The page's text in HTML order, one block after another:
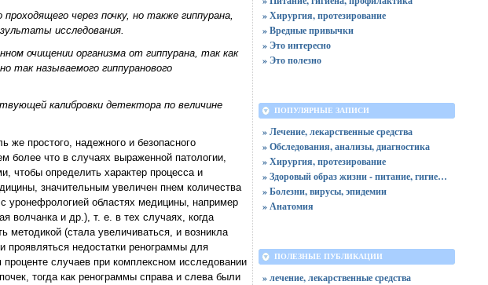
через почку, но также гиппурана,
исследования.
очищении организма от гиппурана, так как
так называемого гиппуранового
калибровки детектора по величине
же простого, надежного и безопасного
более что в случаях выраженной патологии,
чтобы определить характер процесса и
значительным увеличен пнем количества
уронефрологией областях медицины, например
волчанка и др.), т. е. в тех случаях, когда
методикой (стала увеличиваться, и возникла
проявляться недостатки ренограммы для
случаев при комплексном исследовании
тогда как ренограммы справа и слева были
» Хирургия, протезирование
» Вредные привычки
» Это интересно
» Это полезно
ПОПУЛЯРНЫЕ ЗАПИСИ
» Лечение, лекарственные средства
» Обследования, анализы, диагностика
» Хирургия, протезирование
» Здоровый образ жизни - питание, гигиена, профилактика
» Болезни, вирусы, эпидемии
» Анатомия
ПОЛЕЗНЫЕ ПУБЛИКАЦИИ
» лечение, лекарственные средства